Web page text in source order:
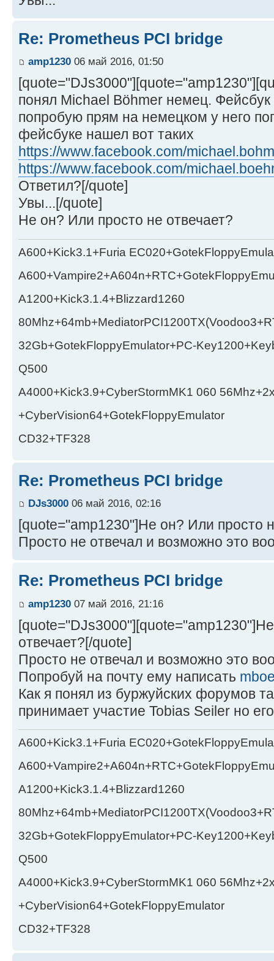
Re: Prometheus PCI bridge
amp1230 06 май 2016, 01:50
понял Michael Böhmer немец. Фейсбук
попробую прям на немецком у него
фейсбуке нашел вот таких
https://www.facebook.com/
https://www.facebook.com/
Ответил?[/quote]
Увы...[/quote]
Не он? Или просто не отвечает?
A600+Kick3.1+Furia
A1200+Kick3.1.4+Blizzard1260
32Gb+GotekFloppyEmulator+PC-
Q500
A4000+Kick3.9+CyberStormMK1 060
+CyberVision64+GotekFloppyEmulator
CD32+TF328
Re: Prometheus PCI bridge
DJs3000 06 май 2016, 02:16
[quote="amp1230"]Не он? Или просто
Просто не отвечал и возможно это
Re: Prometheus PCI bridge
amp1230 07 май 2016, 21:16
отвечает?[/quote]
Просто не отвечал и возможно это
Попробуй на почту ему написать
Как я понял из буржуйских форумов
принимает участие Tobias Seiler но
A600+Kick3.1+Furia
A1200+Kick3.1.4+Blizzard1260
32Gb+GotekFloppyEmulator+PC-
Q500
A4000+Kick3.9+CyberStormMK1 060
+CyberVision64+GotekFloppyEmulator
CD32+TF328